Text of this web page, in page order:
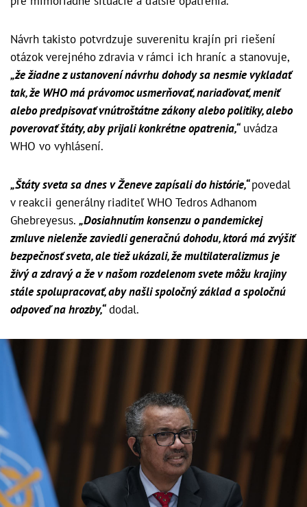
Návrh takisto potvrdzuje suverenitu krajín pri riešení
otázok verejného zdravia v rámci ich hraníc a stanovuje,
„že žiadne z ustanovení návrhu dohody sa nesmie vykladať
tak, že WHO má právomoc usmerňovať, nariaďovať, meniť
alebo predpisovať vnútroštátne zákony alebo politiky, alebo
poverovať štáty, aby prijali konkrétne opatrenia,“uvádza
WHO vo vyhlásení.
„Štáty sveta sa dnes v Ženeve zapísali do histórie,“povedal
v reakcii generálny riaditeľ WHO Tedros Adhanom
Ghebreyesus. „Dosiahnutím konsenzu o pandemickej
zmluve nielenže zaviedli generačnú dohodu, ktorá má zvýšiť
bezpečnosť sveta, ale tiež ukázali, že multilateralizmus je
živý a zdravý a že v našom rozdelenom svete môžu krajiny
stále spolupracovať, aby našli spoločný základ a spoločnú
odpoveď na hrozby,“dodal.